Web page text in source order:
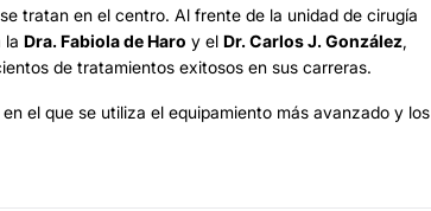
tratan en el centro. Al frente de la unidad de cirugía
la Dra. Fabiola de Haro y el Dr. Carlos J. González,
de tratamientos exitosos en sus carreras.
el que se utiliza el equipamiento más avanzado y los
ello para poder garantizar los mejores resultados en
5000 m2 distribuidos en cuatro plantas. Alberga las